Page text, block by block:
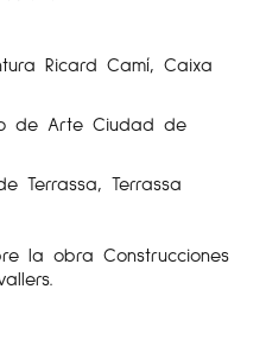
Ricard Camí, Caixa
de Arte Ciudad de
Terrassa, Terrassa
la obra Construcciones